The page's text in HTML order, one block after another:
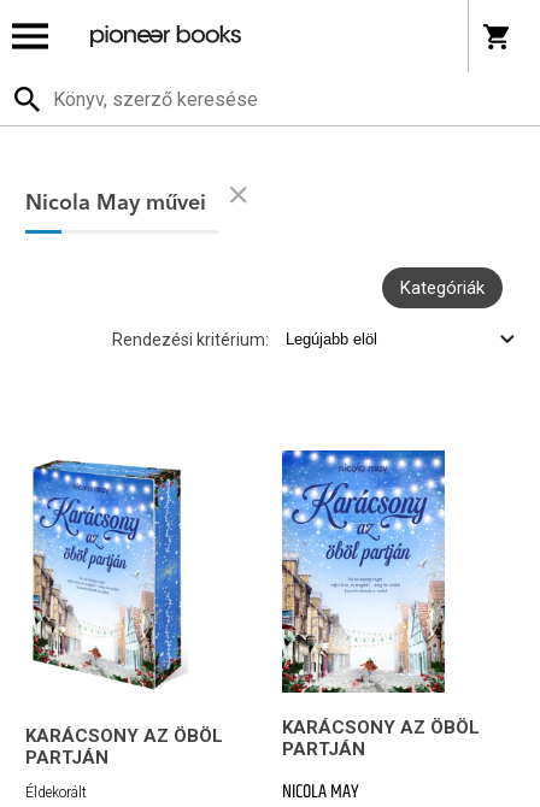
Nicola May művei
Kategóriák
Rendezési kritérium:
KARÁCSONY AZ ÖBÖL
PARTJÁN
Éldekorált
KARÁCSONY AZ ÖBÖL
PARTJÁN
NICOLA MAY